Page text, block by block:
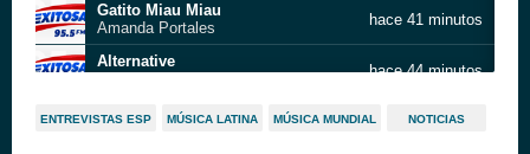
Gatito Miau Miau
Amanda Portales
hace 41 minutos
Alternative
hace 44 minutos
No Me Dejes Herido
hace 44 minutos
ENTREVISTAS ESP MÚSICA LATINA MÚSICA MUNDIAL NOTICIAS